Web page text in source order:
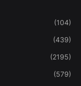
(104)
(439)
(2195)
(579)